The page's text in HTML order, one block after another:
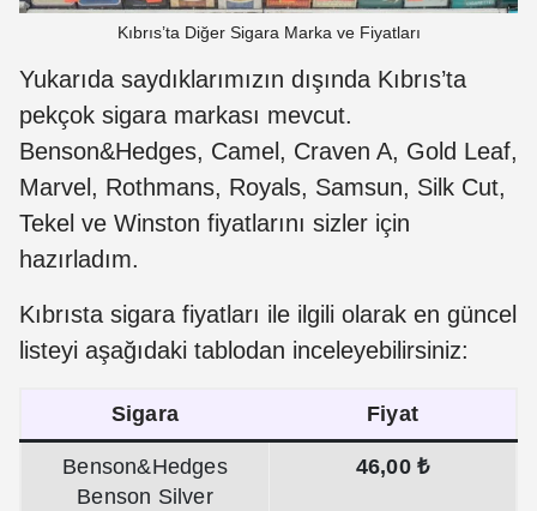
Kıbrıs’ta Diğer Sigara Marka ve Fiyatları
Yukarıda saydıklarımızın dışında Kıbrıs’ta
pekçok sigara markası mevcut.
Benson&Hedges, Camel, Craven A, Gold Leaf,
Marvel, Rothmans, Royals, Samsun, Silk Cut,
Tekel ve Winston fiyatlarını sizler için
hazırladım.
Kıbrısta sigara fiyatları ile ilgili olarak en güncel
listeyi aşağıdaki tablodan inceleyebilirsiniz:
Sigara Fiyat
Benson&Hedges
Benson Silver
46,00 ₺